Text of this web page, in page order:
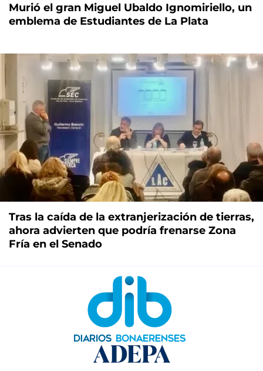
Murió el gran Miguel Ubaldo Ignomiriello, un
emblema de Estudiantes de La Plata
Tras la caída de la extranjerización de tierras,
ahora advierten que podría frenarse Zona
Fría en el Senado